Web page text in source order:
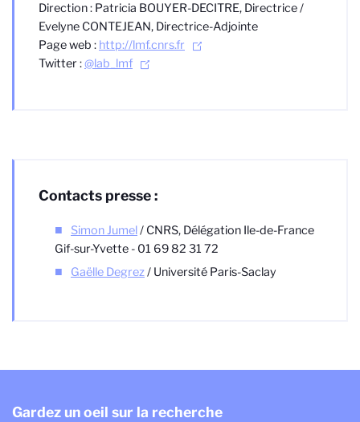
Direction : Patricia BOUYER-DECITRE, Directrice /
Evelyne CONTEJEAN, Directrice-Adjointe
Page web : http://lmf.cnrs.fr
Twitter :@lab_lmf
Contacts presse :
Simon Jumel/ CNRS, Délégation Ile-de-France
Gif-sur-Yvette - 01 69 82 31 72
Gaëlle Degrez/ Université Paris-Saclay
Gardez un oeil sur la recherche